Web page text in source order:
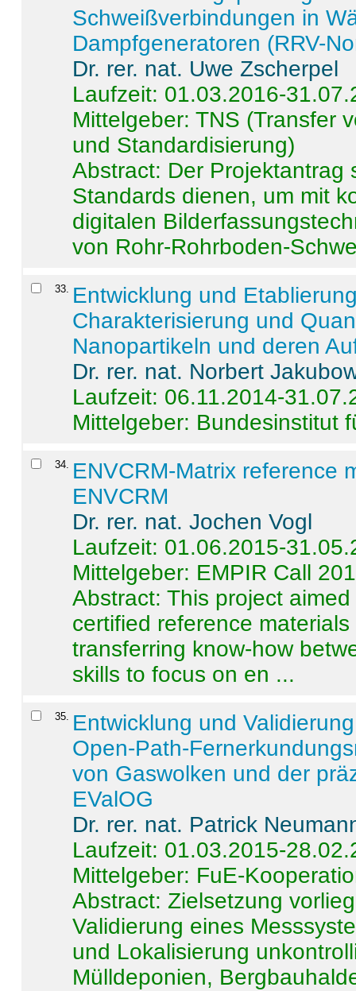
Schweißverbindungen in
Dampfgeneratoren (RRV-
Dr. rer. nat. Uwe Zscherpel
Laufzeit: 01.03.2016-
Mittelgeber: TNS (Transfer
und Standardisierung)
Abstract: Der Projektantrag
Standards dienen, um mit
digitalen
von Rohr-Rohrboden-
33. Entwicklung und
Charakterisierung und
Nanopartikeln und deren
Dr. rer. nat. Norbert
Laufzeit: 06.11.2014-
Mittelgeber: Bundesinstitut
34. ENVCRM-Matrix reference
ENVCRM
Dr. rer. nat. Jochen Vogl
Laufzeit: 01.06.2015-
Mittelgeber: EMPIR Call
Abstract:This project
certified reference
transferring know-how
skills to focus on en ...
35. Entwicklung und
Open-Path-
von Gaswolken und der
EValOG
Dr. rer. nat. Patrick
Laufzeit: 01.03.2015-
Mittelgeber: FuE-
Abstract:Zielsetzung
Validierung eines
und Lokalisierung
Mülldeponien,